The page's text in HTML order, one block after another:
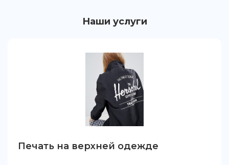
Наши услуги
Печать на верхней одежде